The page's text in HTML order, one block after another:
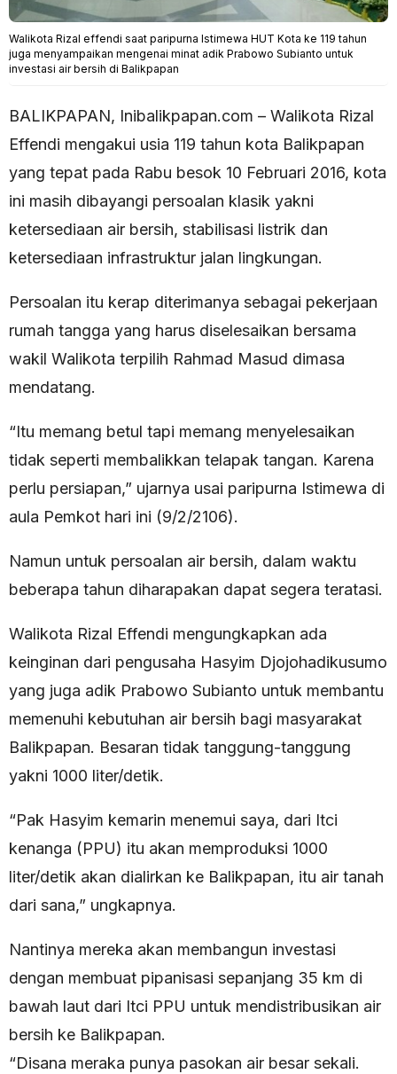
Walikota Rizal effendi saat paripurna Istimewa HUT Kota ke 119 tahun
juga menyampaikan mengenai minat adik Prabowo Subianto untuk
investasi air bersih di Balikpapan
BALIKPAPAN, Inibalikpapan.com – Walikota Rizal
Effendi mengakui usia 119 tahun kota Balikpapan
yang tepat pada Rabu besok 10 Februari 2016, kota
ini masih dibayangi persoalan klasik yakni
ketersediaan air bersih, stabilisasi listrik dan
ketersediaan infrastruktur jalan lingkungan.
Persoalan itu kerap diterimanya sebagai pekerjaan
rumah tangga yang harus diselesaikan bersama
wakil Walikota terpilih Rahmad Masud dimasa
mendatang.
“Itu memang betul tapi memang menyelesaikan
tidak seperti membalikkan telapak tangan. Karena
perlu persiapan,” ujarnya usai paripurna Istimewa di
aula Pemkot hari ini (9/2/2106).
Namun untuk persoalan air bersih, dalam waktu
beberapa tahun diharapakan dapat segera teratasi.
Walikota Rizal Effendi mengungkapkan ada
keinginan dari pengusaha Hasyim Djojohadikusumo
yang juga adik Prabowo Subianto untuk membantu
memenuhi kebutuhan air bersih bagi masyarakat
Balikpapan. Besaran tidak tanggung-tanggung
yakni 1000 liter/detik.
“Pak Hasyim kemarin menemui saya, dari Itci
kenanga (PPU) itu akan memproduksi 1000
liter/detik akan dialirkan ke Balikpapan, itu air tanah
dari sana,” ungkapnya.
Nantinya mereka akan membangun investasi
dengan membuat pipanisasi sepanjang 35 km di
bawah laut dari Itci PPU untuk mendistribusikan air
bersih ke Balikpapan.
“Disana meraka punya pasokan air besar sekali.